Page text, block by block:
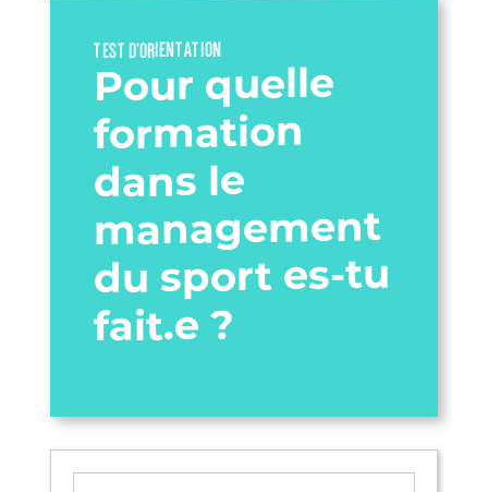
TEST D’ORIENTATION
Pour quelle
formation
dans le
management
du sport es-tu
fait.e ?